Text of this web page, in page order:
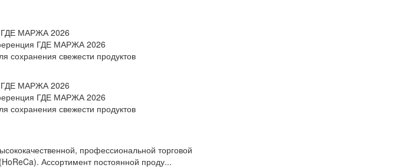
ГДЕ МАРЖА 2026
ГДЕ МАРЖА 2026
сохранения свежести продуктов
ГДЕ МАРЖА 2026
ГДЕ МАРЖА 2026
сохранения свежести продуктов
профессиональной торговой
Ассортимент постоянной проду...